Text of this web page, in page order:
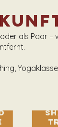
als Paar